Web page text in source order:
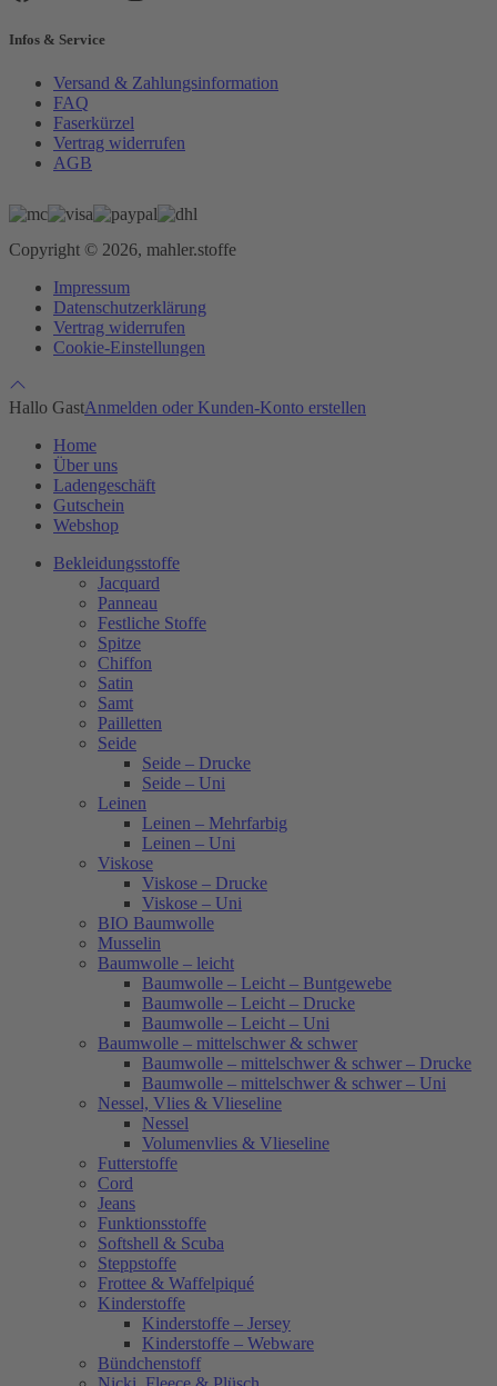
Infos & Service
Versand & Zahlungsinformation
FAQ
Faserkürzel
Vertrag widerrufen
AGB
Copyright © 2026, mahler.stoffe
Impressum
Datenschutzerklärung
Vertrag widerrufen
Cookie-Einstellungen
Hallo GastAnmelden oder Kunden-Konto erstellen
Home
Über uns
Ladengeschäft
Gutschein
Webshop
Bekleidungsstoffe
Jacquard
Panneau
Festliche Stoffe
Spitze
Chiffon
Satin
Samt
Pailletten
Seide
Seide – Drucke
Seide – Uni
Leinen
Leinen – Mehrfarbig
Leinen – Uni
Viskose
Viskose – Drucke
Viskose – Uni
BIO Baumwolle
Musselin
Baumwolle – leicht
Baumwolle – Leicht – Buntgewebe
Baumwolle – Leicht – Drucke
Baumwolle – Leicht – Uni
Baumwolle – mittelschwer & schwer
Baumwolle – mittelschwer & schwer – Drucke
Baumwolle – mittelschwer & schwer – Uni
Nessel, Vlies & Vlieseline
Nessel
Volumenvlies & Vlieseline
Futterstoffe
Cord
Jeans
Funktionsstoffe
Softshell & Scuba
Steppstoffe
Frottee & Waffelpiqué
Kinderstoffe
Kinderstoffe – Jersey
Kinderstoffe – Webware
Bündchenstoff